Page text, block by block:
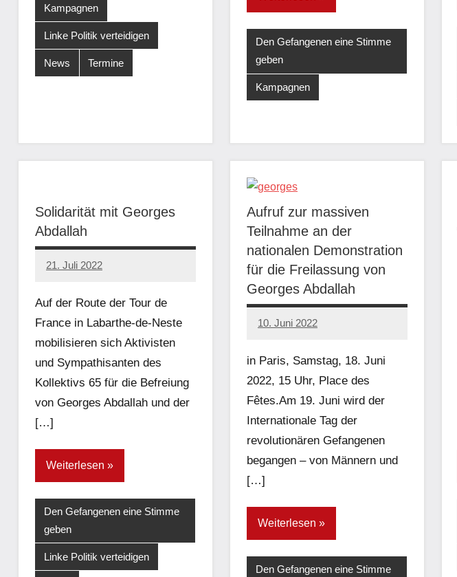
Kampagnen
Linke Politik verteidigen
News Termine
Den Gefangenen eine Stimme
geben
Kampagnen
Solidarität mit Georges
Abdallah
21. Juli 2022
network
Auf der Route der Tour de
France in Labarthe-de-Neste
mobilisieren sich Aktivisten
und Sympathisanten des
Kollektivs 65 für die Befreiung
von Georges Abdallah und der
[…]
Weiterlesen
Den Gefangenen eine Stimme
geben
Linke Politik verteidigen
Aufruf zur massiven
Teilnahme an der
nationalen Demonstration
für die Freilassung von
Georges Abdallah
10. Juni 2022
network
in Paris, Samstag, 18. Juni
2022, 15 Uhr, Place des
Fêtes.Am 19. Juni wird der
Internationale Tag der
revolutionären Gefangenen
begangen – von Männern und
[…]
Weiterlesen
Den Gefangenen eine Stimme